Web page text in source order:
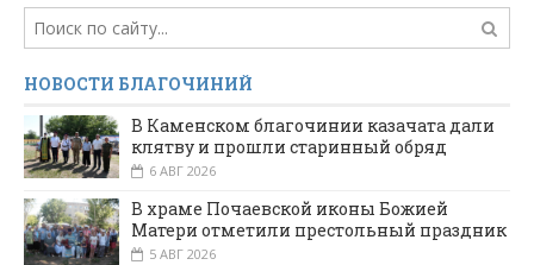
НОВОСТИ БЛАГОЧИНИЙ
В Каменском благочинии казачата дали
клятву и прошли старинный обряд
6 АВГ 2026
В храме Почаевской иконы Божией
Матери отметили престольный праздник
5 АВГ 2026